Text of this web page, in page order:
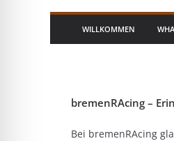
WILLKOMMEN
bremenRAcing –
Bei bremenRAcing